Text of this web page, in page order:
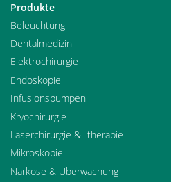
Produkte
Beleuchtung
Dentalmedizin
Elektrochirurgie
Endoskopie
Infusionspumpen
Kryochirurgie
Laserchirurgie & -therapie
Mikroskopie
Narkose & Überwachung